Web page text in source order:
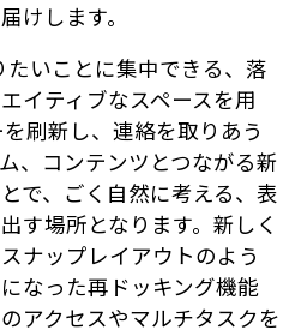
けします。
いことに集中できる、落
イティブなスペースを用
刷新し、連絡を取りあう
、コンテンツとつながる新
で、ごく自然に考える、表
す場所となります。新しく
ナップレイアウトのよう
なった再ドッキング機能
アクセスやマルチタスクを